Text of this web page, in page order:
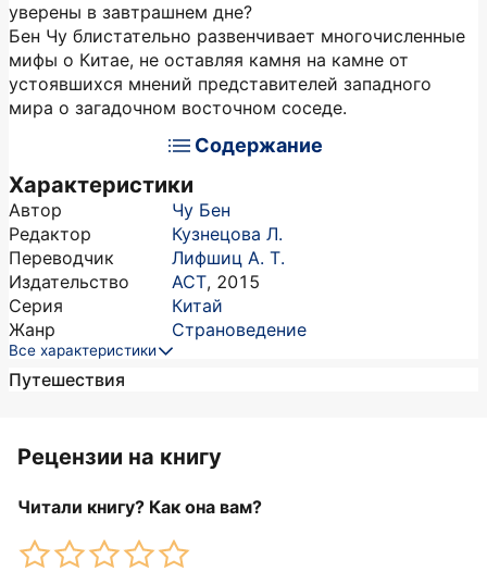
уверены в завтрашнем дне?
Бен Чу блистательно развенчивает многочисленные
мифы о Китае, не оставляя камня на камне от
устоявшихся мнений представителей западного
мира о загадочном восточном соседе.
Содержание
Характеристики
Автор
Чу Бен
Редактор
Кузнецова Л.
Переводчик
Лифшиц А. Т.
Издательство
АСТ, 2015
Серия
Китай
Жанр
Страноведение
Все характеристики
Путешествия
Рецензии на книгу
Читали книгу? Как она вам?